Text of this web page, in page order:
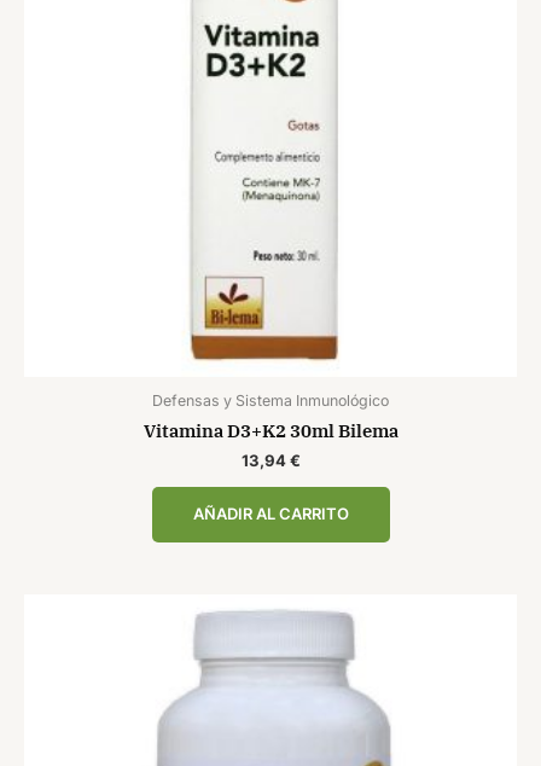
Defensas y Sistema Inmunológico
Vitamina D3+K2 30ml Bilema
13,94€
AÑADIR AL CARRITO